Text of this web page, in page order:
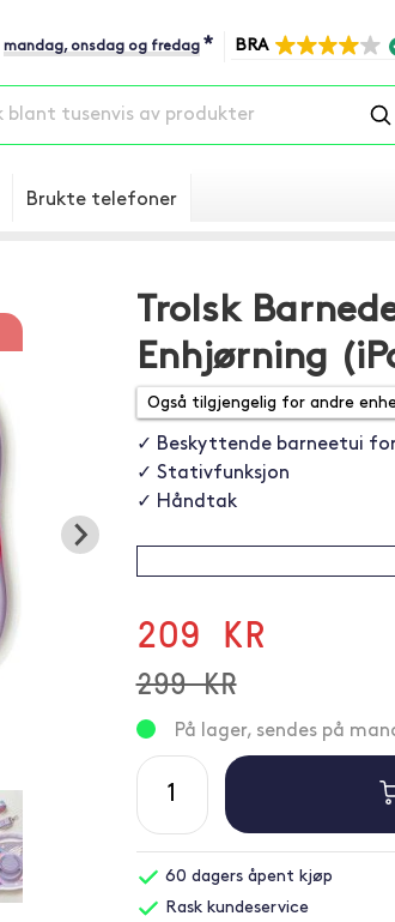
mandag, onsdag og fredag * BRA
Brukte telefoner
Trolsk
Enhjørning
✓ Beskyttende barneetui
✓ Stativfunksjon
✓ Håndtak
209 KR
299 KR
På lager, sendes på
60 dagers åpent kjøp
Rask kundeservice